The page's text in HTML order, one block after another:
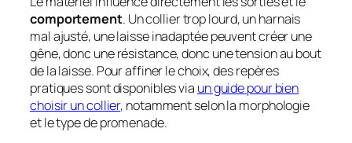
comportement. Un collier trop lourd, un harnais
mal ajusté, une laisse inadaptée peuvent créer une
gêne, donc une résistance, donc une tension au bout
de la laisse. Pour affiner le choix, des repères
pratiques sont disponibles via un guide pour bien
choisir un collier, notamment selon la morphologie
et le type de promenade.